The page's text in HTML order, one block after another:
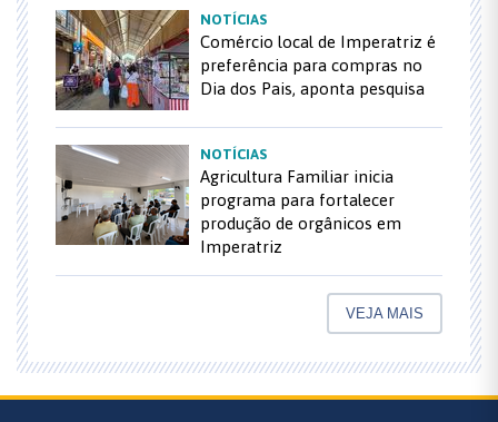
NOTÍCIAS
Comércio local de Imperatriz é
preferência para compras no
Dia dos Pais, aponta pesquisa
NOTÍCIAS
Agricultura Familiar inicia
programa para fortalecer
produção de orgânicos em
Imperatriz
VEJA MAIS